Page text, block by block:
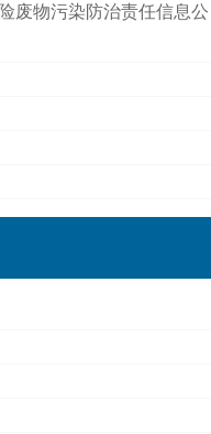
废物污染防治责任信息公